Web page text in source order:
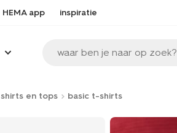
HEMA app inspiratie
waar ben je naar op zoek?
shirts en tops basic t-shirts